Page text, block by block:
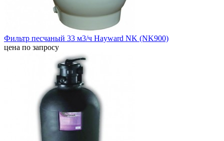
Фильтр песчаный 33 м3/ч Hayward NK (NK900)
цена по запросу